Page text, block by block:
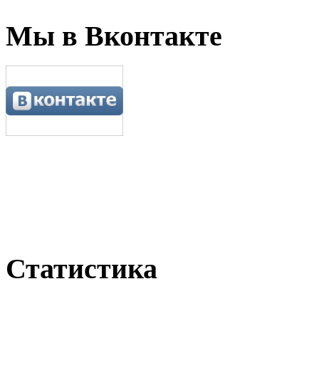
Мы в Вконтакте
Статистика